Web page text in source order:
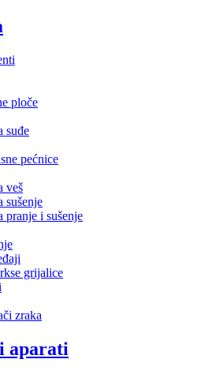
ploče
suđe
pećnice
veš
sušenje
pranje i sušenje
grijalice
zraka
aparati